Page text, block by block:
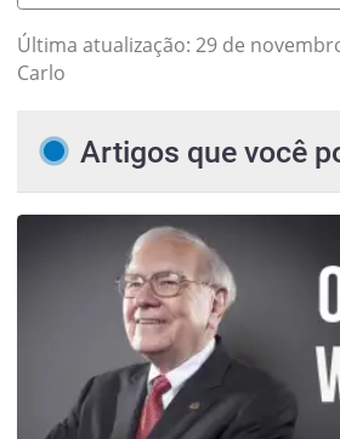
Última atualização: 29 de
Carlo
Artigos que você